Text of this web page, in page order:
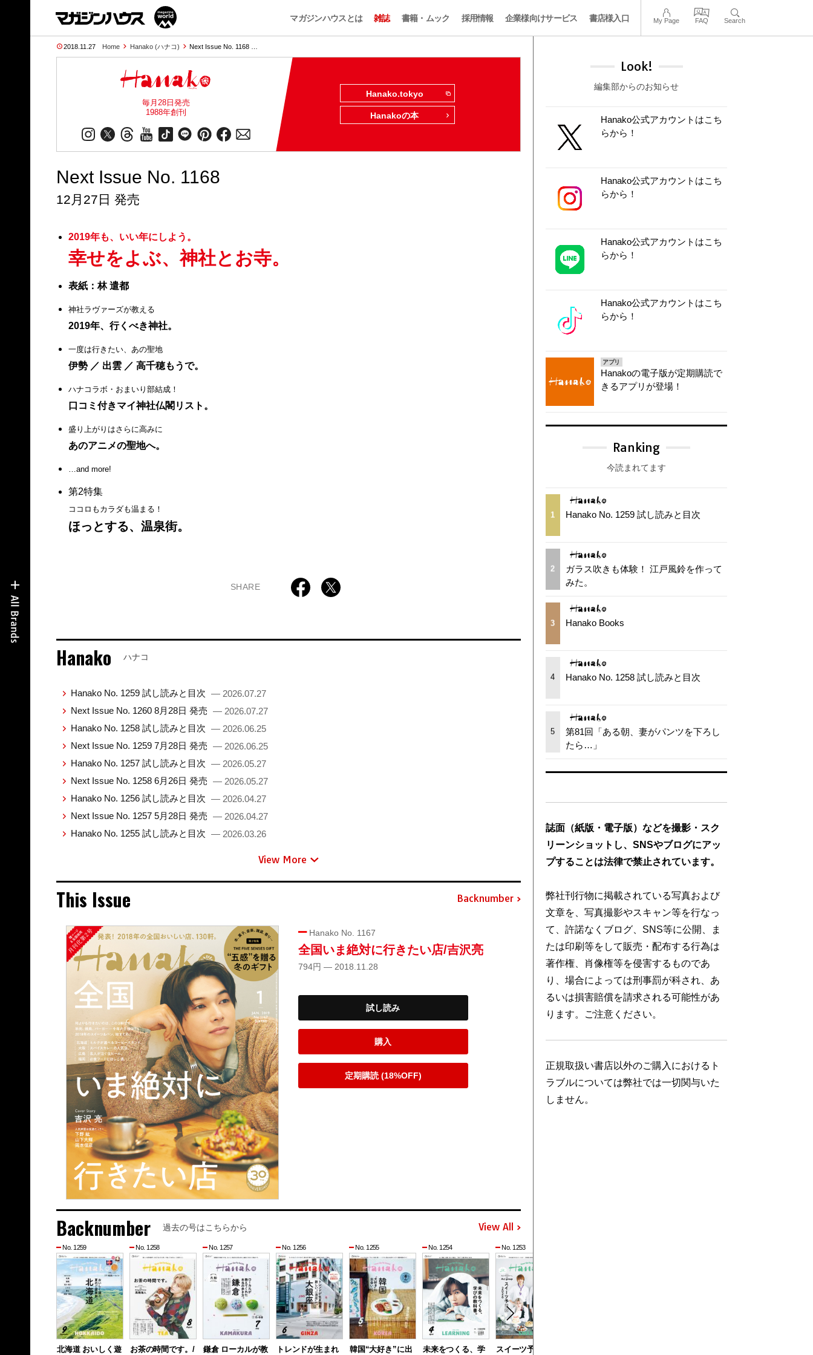
マガジンハウスとは 雑誌 書籍・ムック 採用情報 企業様向けサービス 書店様入口 My Page FAQ Search
2018.11.27 Home Hanako (ハナコ) Next Issue No. 1168 …
毎月28日発売
1988年創刊
Hanako.tokyo
Hanakoの本
Next Issue No. 1168
12月27日 発売
2019年も、いい年にしよう。
幸せをよぶ、神社とお寺。
表紙：林 遣都
神社ラヴァーズが教える
2019年、行くべき神社。
一度は行きたい、あの聖地
伊勢 ／ 出雲 ／ 高千穂もうで。
ハナコラボ・おまいり部結成！
口コミ付きマイ神社仏閣リスト。
盛り上がりはさらに高みに
あのアニメの聖地へ。
…and more!
第2特集
ココロもカラダも温まる！
ほっとする、温泉街。
SHARE
Hanako ハナコ
Hanako No. 1259 試し読みと目次 — 2026.07.27
Next Issue No. 1260 8月28日 発売 — 2026.07.27
Hanako No. 1258 試し読みと目次 — 2026.06.25
Next Issue No. 1259 7月28日 発売 — 2026.06.25
Hanako No. 1257 試し読みと目次 — 2026.05.27
Next Issue No. 1258 6月26日 発売 — 2026.05.27
Hanako No. 1256 試し読みと目次 — 2026.04.27
Next Issue No. 1257 5月28日 発売 — 2026.04.27
Hanako No. 1255 試し読みと目次 — 2026.03.26
View More
This Issue Backnumber
Hanako No. 1167
全国いま絶対に行きたい店/吉沢亮
794円 — 2018.11.28
試し読み
購入
定期購読 (18%OFF)
Backnumber 過去の号はこちらから View All
No. 1259
北海道 おいしく遊
No. 1258
お茶の時間です。/
No. 1257
鎌倉 ローカルが教
No. 1256
トレンドが生まれ
No. 1255
韓国“大好き”に出
No. 1254
未来をつくる、学
No. 1253
スイーツ予想図
Look!
編集部からのお知らせ
Hanako公式アカウントはこち
らから！
Hanako公式アカウントはこち
らから！
Hanako公式アカウントはこち
らから！
Hanako公式アカウントはこち
らから！
アプリ
Hanakoの電子版が定期購読で
きるアプリが登場！
Ranking
今読まれてます
1 Hanako No. 1259 試し読みと目次
2
ガラス吹きも体験！ 江戸風鈴を作って
みた。
3 Hanako Books
4 Hanako No. 1258 試し読みと目次
5
第81回「ある朝、妻がパンツを下ろし
たら…」
誌面（紙版・電子版）などを撮影・スク
リーンショットし、SNSやブログにアッ
プすることは法律で禁止されています。
弊社刊行物に掲載されている写真および
文章を、写真撮影やスキャン等を行なっ
て、許諾なくブログ、SNS等に公開、ま
たは印刷等をして販売・配布する行為は
著作権、肖像権等を侵害するものであ
り、場合によっては刑事罰が科され、あ
るいは損害賠償を請求される可能性があ
ります。ご注意ください。
正規取扱い書店以外のご購入におけるト
ラブルについては弊社では一切関与いた
しません。